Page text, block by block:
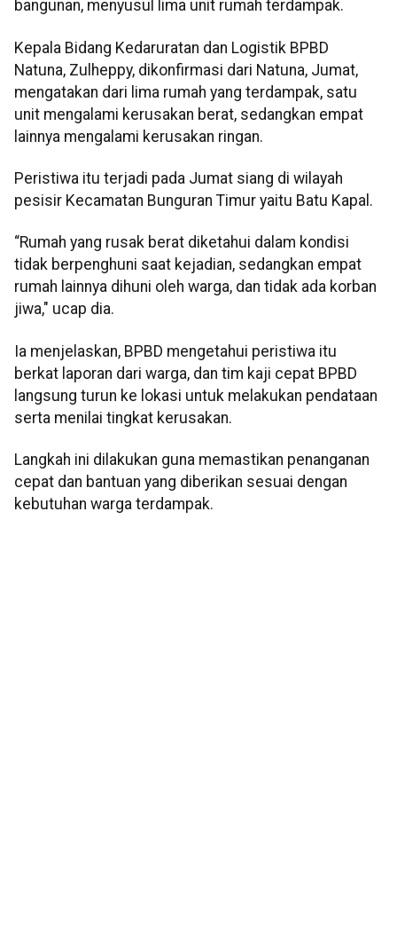
bangunan, menyusul lima unit rumah terdampak.
Kepala Bidang Kedaruratan dan Logistik BPBD
Natuna, Zulheppy, dikonfirmasi dari Natuna, Jumat,
mengatakan dari lima rumah yang terdampak, satu
unit mengalami kerusakan berat, sedangkan empat
lainnya mengalami kerusakan ringan.
Peristiwa itu terjadi pada Jumat siang di wilayah
pesisir Kecamatan Bunguran Timur yaitu Batu Kapal.
“Rumah yang rusak berat diketahui dalam kondisi
tidak berpenghuni saat kejadian, sedangkan empat
rumah lainnya dihuni oleh warga, dan tidak ada korban
jiwa," ucap dia.
Ia menjelaskan, BPBD mengetahui peristiwa itu
berkat laporan dari warga, dan tim kaji cepat BPBD
langsung turun ke lokasi untuk melakukan pendataan
serta menilai tingkat kerusakan.
Langkah ini dilakukan guna memastikan penanganan
cepat dan bantuan yang diberikan sesuai dengan
kebutuhan warga terdampak.